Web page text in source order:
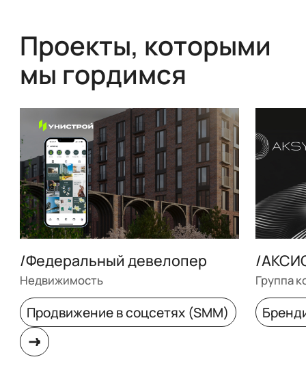
Проекты, которыми
мы гордимся
/Федеральный девелопер
Недвижимость
Продвижение в соцсетях (SMM)
/
Группа